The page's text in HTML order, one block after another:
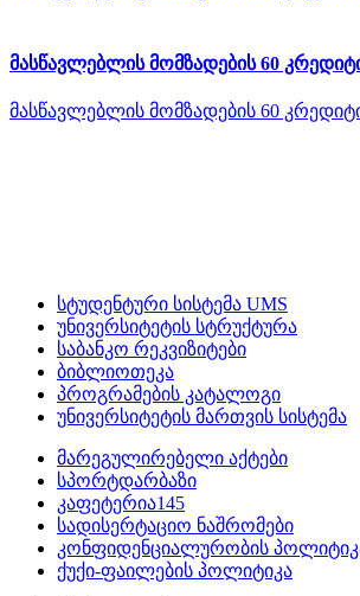
მასწავლებლის მომზადების 60
მასწავლებლის მომზადების 60
სტუდენტური სისტემა UMS
უნივერსიტეტის სტრუქტურა
საბანკო რეკვიზიტები
ბიბლიოთეკა
პროგრამების კატალოგი
უნივერსიტეტის მართვის სისტემა
მარეგულირებელი აქტები
სპორტდარბაზი
კაფეტერია145
სადისერტაციო ნაშრომები
კონფიდენციალურობის
ქუქი-ფაილების პოლიტიკა